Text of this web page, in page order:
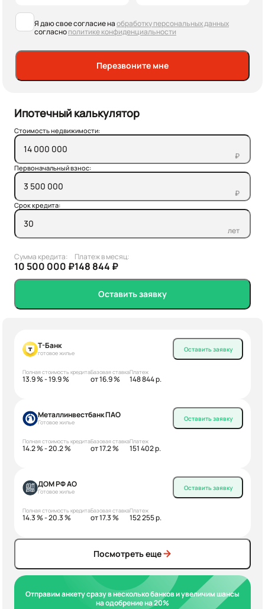
Я даю свое согласие наобработку персональных данных
согласнополитике конфиденциальности
Перезвоните мне
Ипотечный калькулятор
Стоимость недвижимости:
₽
Первоначальный взнос:
₽
Срок кредита:
лет
Сумма кредита:
10 500 000 ₽
Платеж в месяц:
148 844 ₽
Оставить заявку
Т-Банк
готовое жилье
Полная стоимость кредита
13.9 % - 19.9 %
Базовая ставка
от 16.9 %
Платеж
148 844 р.
Оставить заявку
Металлинвестбанк ПАО
Готовое жилье
Полная стоимость кредита
14.2 % - 20.2 %
Базовая ставка
от 17.2 %
Платеж
151 402 р.
Оставить заявку
ДОМ РФ АО
Готовое жилье
Полная стоимость кредита
14.3 % - 20.3 %
Базовая ставка
от 17.3 %
Платеж
152 255 р.
Оставить заявку
Посмотреть еще
Отправим анкету сразу в несколько банков и увеличим шансы
на одобрение на 20%